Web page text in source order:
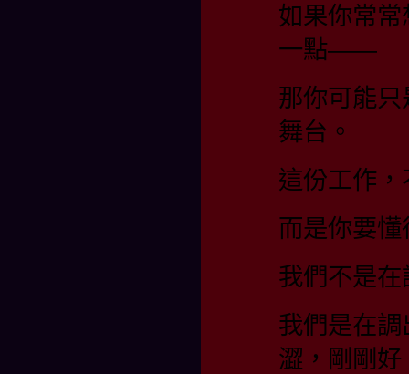
如果你常
一點——
那你可能
舞台。
這份工作
而是你要
我們不是
我們是在
澀，剛剛好